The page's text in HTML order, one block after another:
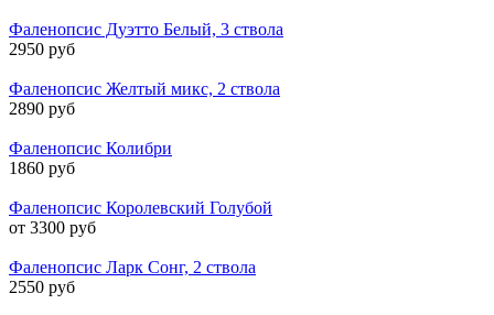
Фаленопсис Дуэтто Белый, 3 ствола
2950 руб
Фаленопсис Желтый микс, 2 ствола
2890 руб
Фаленопсис Колибри
1860 руб
Фаленопсис Королевский Голубой
от 3300 руб
Фаленопсис Ларк Сонг, 2 ствола
2550 руб